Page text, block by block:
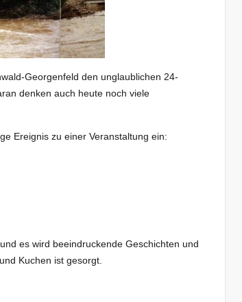
Georgenfeld den unglaublichen 24-
denken auch heute noch viele
Ereignis zu einer Veranstaltung ein:
es wird beeindruckende Geschichten und
Kuchen ist gesorgt.